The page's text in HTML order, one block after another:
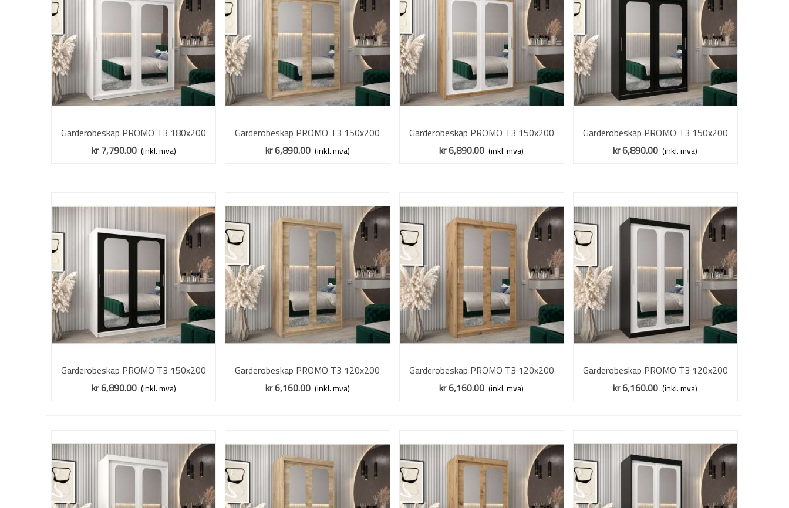
Vis mer
Garderobeskap PROMO T3 180x200
cm - hvit matt - skyvedører - speil
kr 7,790.00 (inkl. mva)
Vis mer
Garderobeskap PROMO T3 150x200
cm - eik sonoma - skyvedører - speil
kr 6,890.00 (inkl. mva)
Vis mer
Garderobeskap PROMO T3 150x200
cm - eik artisan - skyvedører - speil
kr 6,890.00 (inkl. mva)
Vis mer
Garderobeskap PROMO T3 150x200
cm - svart matt - skyvedører - speil
kr 6,890.00 (inkl. mva)
Vis mer
Garderobeskap PROMO T3 150x200
cm - hvit matt - skyvedører - speil
kr 6,890.00 (inkl. mva)
Vis mer
Garderobeskap PROMO T3 120x200
cm - eik sonoma - skyvedører - speil
kr 6,160.00 (inkl. mva)
Vis mer
Garderobeskap PROMO T3 120x200
cm - eik artisan - skyvedører - speil
kr 6,160.00 (inkl. mva)
Vis mer
Garderobeskap PROMO T3 120x200
cm - svart matt - skyvedører - speil
kr 6,160.00 (inkl. mva)